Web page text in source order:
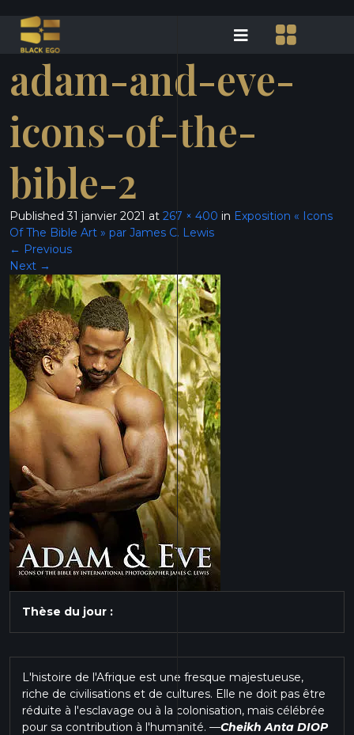
adam-and-eve-
icons-of-the-
bible-2
Published31 janvier 2021 at 267 × 400 in Exposition « Icons
Of The Bible Art » par James C. Lewis
← Previous
Next →
Thèse du jour :
L'histoire de l'Afrique est une fresque majestueuse,
riche de civilisations et de cultures. Elle ne doit pas être
réduite à l'esclavage ou à la colonisation, mais célébrée
pour sa contribution à l'humanité. —Cheikh Anta DIOP